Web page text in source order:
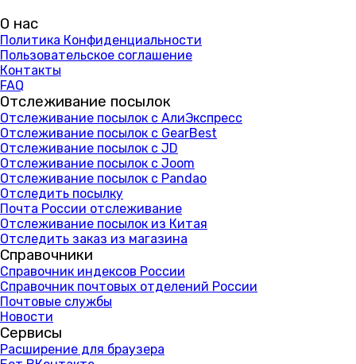
О нас
Политика Конфиденциальности
Пользовательское соглашение
Контакты
FAQ
Отслеживание посылок
Отслеживание посылок с АлиЭкспресс
Отслеживание посылок с GearBest
Отслеживание посылок с JD
Отслеживание посылок с Joom
Отслеживание посылок с Pandao
Отследить посылку
Почта России отслеживание
Отслеживание посылок из Китая
Отследить заказ из магазина
Справочники
Справочник индексов России
Справочник почтовых отделений России
Почтовые службы
Новости
Сервисы
Расширение для браузера